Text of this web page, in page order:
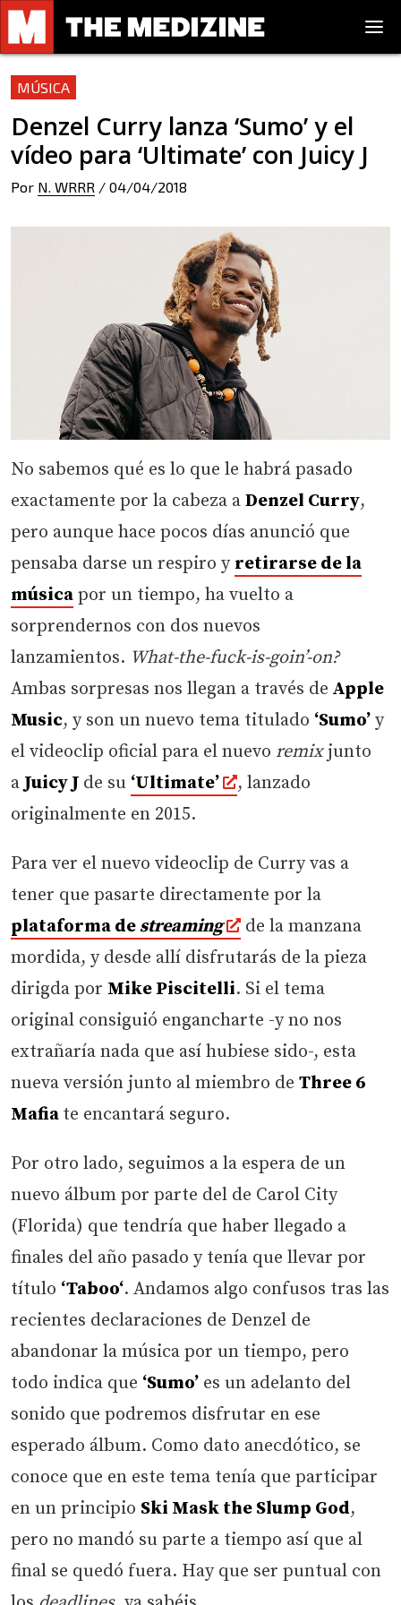
MÚSICA
Denzel Curry lanza ‘Sumo’ y el
vídeo para ‘Ultimate’ con Juicy J
Por N. WRRR / 04/04/2018
No sabemos qué es lo que le habrá pasado
exactamente por la cabeza a Denzel Curry,
pero aunque hace pocos días anunció que
pensaba darse un respiro y retirarse de la
música por un tiempo, ha vuelto a
sorprendernos con dos nuevos
lanzamientos. What-the-fuck-is-goin’-on?
Ambas sorpresas nos llegan a través de Apple
Music, y son un nuevo tema titulado ‘Sumo’ y
el videoclip oficial para el nuevo remixjunto
a Juicy J de su ‘Ultimate’
, lanzado
originalmente en 2015.
Para ver el nuevo videoclip de Curry vas a
tener que pasarte directamente por la
plataforma de streaming
de la manzana
mordida, y desde allí disfrutarás de la pieza
dirigda por Mike Piscitelli. Si el tema
original consiguió engancharte -y no nos
extrañaría nada que así hubiese sido-, esta
nueva versión junto al miembro de Three 6
Mafia te encantará seguro.
Por otro lado, seguimos a la espera de un
nuevo álbum por parte del de Carol City
(Florida) que tendría que haber llegado a
finales del año pasado y tenía que llevar por
título ‘Taboo‘. Andamos algo confusos tras las
recientes declaraciones de Denzel de
abandonar la música por un tiempo, pero
todo indica que ‘Sumo’ es un adelanto del
sonido que podremos disfrutar en ese
esperado álbum. Como dato anecdótico, se
conoce que en este tema tenía que participar
en un principio Ski Mask the Slump God,
pero no mandó su parte a tiempo así que al
final se quedó fuera. Hay que ser puntual con